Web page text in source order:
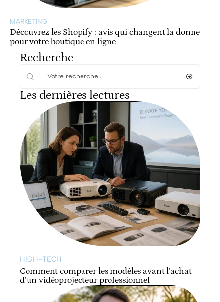
MARKETING
Découvrez les Shopify : avis qui changent la donne
pour votre boutique en ligne
Recherche
Les dernières lectures
HIGH-TECH
Comment comparer les modèles avant l’achat
d’un vidéoprojecteur professionnel